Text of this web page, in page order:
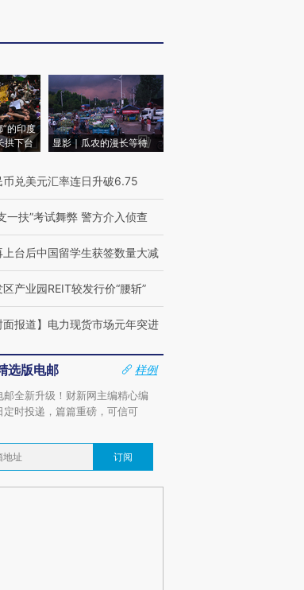
”的印度
拱下台
显影｜瓜农的漫长等待
币兑美元汇率连日升破6.75
一扶”考试舞弊 警方介入侦查
上台后中国留学生获签数量大减
区产业园REIT较发行价“腰斩”
面报道】电力现货市场元年突进
选版电邮
样例
邮全新升级！财新网主编精心编
定时投递，篇篇重磅，可信可
订阅